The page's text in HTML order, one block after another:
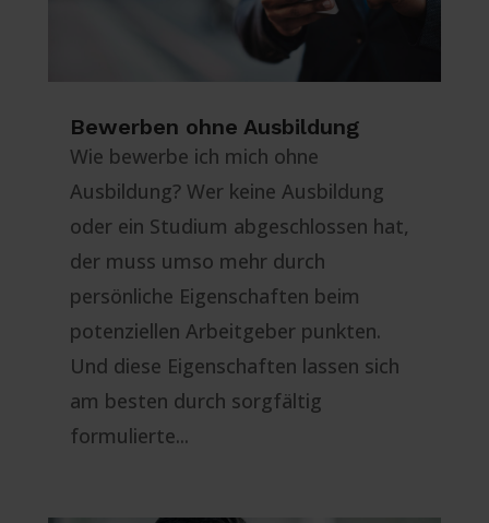
Bewerben ohne Ausbildung
Wie bewerbe ich mich ohne
Ausbildung? Wer keine Ausbildung
oder ein Studium abgeschlossen hat,
der muss umso mehr durch
persönliche Eigenschaften beim
potenziellen Arbeitgeber punkten.
Und diese Eigenschaften lassen sich
am besten durch sorgfältig
formulierte...